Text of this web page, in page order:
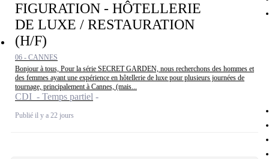
FIGURATION - HÔTELLERIE
DE LUXE / RESTAURATION
(H/F)
06 - CANNES
Bonjour à tous, Pour la série SECRET GARDEN, nous recherchons des hommes et
des femmes ayant une expérience en hôtellerie de luxe pour plusieurs journées de
tournage, principalement à Cannes, (mais...
CDI - Temps partiel
Publié il y a 22 jours